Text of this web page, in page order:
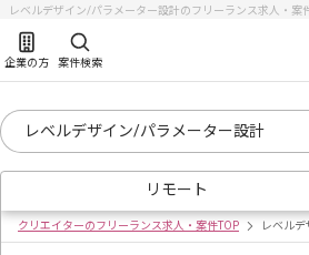
レベルデザイン/パラメーター設計のフリーランス求人・
企業の方 案件検索
リモート
クリエイターのフリーランス求人・案件TOP レベル